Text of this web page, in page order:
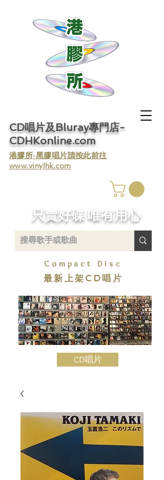
CD唱片及Bluray專門店-
CDHKonline.com
​港膠所-黑膠唱片請按此前往
www.vinylhk.com
​只賣好碟 唯有用心
Compact Disc
最新上架CD唱片
CD唱片